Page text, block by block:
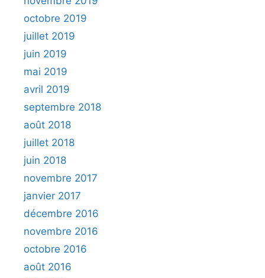
octobre 2019
juillet 2019
juin 2019
mai 2019
avril 2019
septembre 2018
août 2018
juillet 2018
juin 2018
novembre 2017
janvier 2017
décembre 2016
novembre 2016
octobre 2016
août 2016